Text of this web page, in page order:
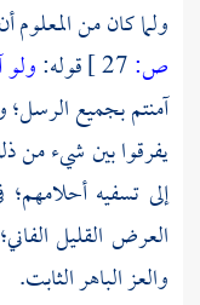
ولما كان من
ص:
قوله:
آمنتم بجميع الرسل؛
يفرقوا بين شيء من
إلى تسفيه
العرض القليل
والعز الباهر الثابت.